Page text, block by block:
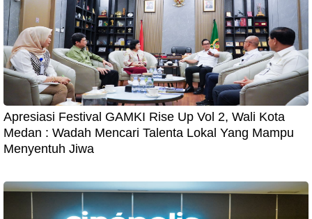
Apresiasi Festival GAMKI Rise Up Vol 2, Wali Kota
Medan : Wadah Mencari Talenta Lokal Yang Mampu
Menyentuh Jiwa